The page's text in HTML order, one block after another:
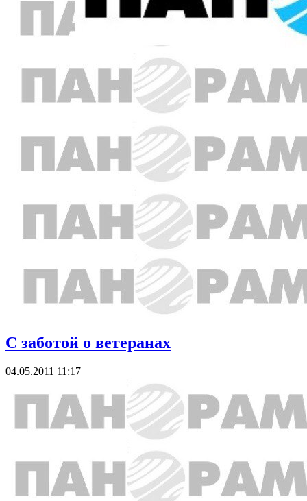
С заботой о ветеранах
04.05.2011 11:17